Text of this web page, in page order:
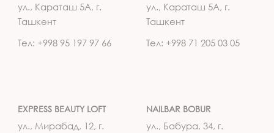
ул., Караташ 5А, г.
Ташкент
Тел: +998 95 197 97 66
ул., Караташ 5А, г.
Ташкент
Тел: +998 71 205 03 05
EXPRESS BEAUTY LOFT
ул., Мирабад, 12, г.
NAILBAR BOBUR
ул., Бабура, 34, г.